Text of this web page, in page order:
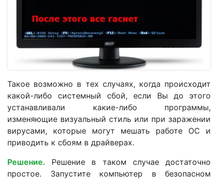
Такое возможно в тех случаях, когда происходит
какой-либо системный сбой, если Вы до этого
устанавливали какие-либо программы,
изменяющие визуальный стиль или при заражении
вирусами, которые могут мешать работе ОС и
приводить к сбоям в драйверах.
Решение. Решение в таком случае достаточно
простое. Запустите компьютер в безопасном